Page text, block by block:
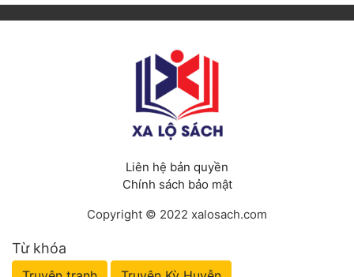
Liên hệ bản quyền
Chính sách bảo mật
Copyright © 2022 xalosach.com
Từ khóa